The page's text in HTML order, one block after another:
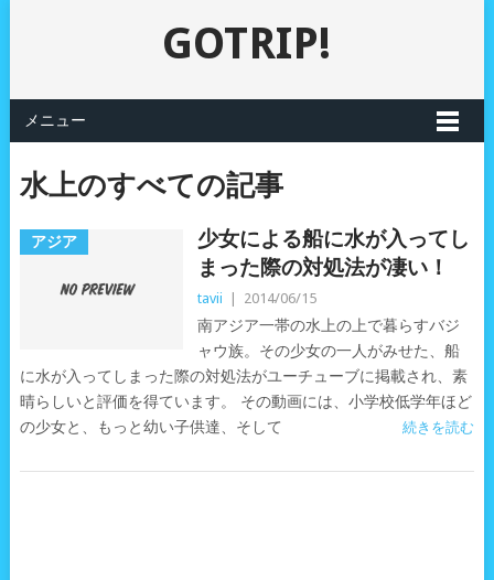
GOTRIP!
メニュー
水上のすべての記事
アジア
少女による船に水が入ってし
まった際の対処法が凄い！
tavii 2014/06/15
南アジア一帯の水上の上で暮らすバジ
ャウ族。その少女の一人がみせた、船
に水が入ってしまった際の対処法がユーチューブに掲載され、素
晴らしいと評価を得ています。 その動画には、小学校低学年ほど
の少女と、もっと幼い子供達、そして
続きを読む